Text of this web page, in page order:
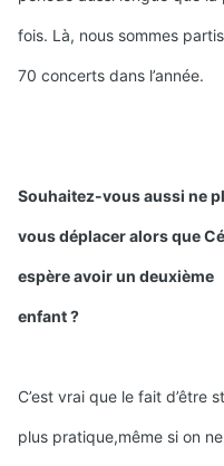
fois. Là, nous sommes
70 concerts dans l’année.
Souhaitez-vous aussi ne
vous déplacer alors que
espère avoir un deuxième
enfant ?
C’est vrai que le fait d’être
plus pratique,même si on